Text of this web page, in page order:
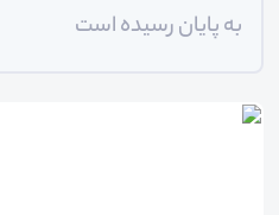
به پایان رسیده است